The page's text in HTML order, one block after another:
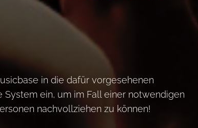
in die dafür vorgesehenen
ein, um im Fall einer notwendigen
nachvollziehen zu können!